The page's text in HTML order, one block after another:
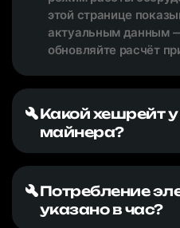
этой странице
актуальным данным
обновляйте расчёт
Какой хешрейт у
майнера?
Потребление
указано в час?